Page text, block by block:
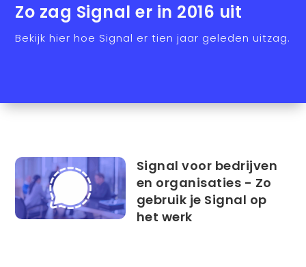
Zo zag Signal er in 2016 uit
Bekijk hier hoe Signal er tien jaar geleden uitzag.
Signal voor bedrijven
en organisaties - Zo
gebruik je Signal op
het werk